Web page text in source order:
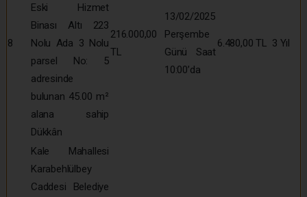
8
Eski Hizmet
Binası Altı 223
Nolu Ada 3 Nolu
parsel No: 5
adresinde
bulunan 45.00 m²
alana sahip
Dükkân
216.000,00
TL
13/02/2025
Perşembe
Günü Saat
10:00’da
6.480,00 TL 3 Yıl
Kale Mahallesi
Karabehlülbey
Caddesi Belediye